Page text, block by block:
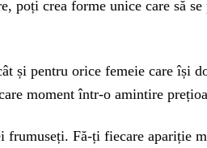
poți crea forme unice care să
și pentru orice femeie care își
moment într-o amintire
Fă-ți fiecare apariție